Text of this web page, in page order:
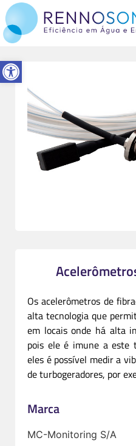
Abrir a barra de ferramentas
Os acelerômetros de
alta tecnologia que
em locais onde há alta
pois ele é imune a este
eles é possível medir a
de turbogeradores, por
Marca
MC-Monitoring S/A